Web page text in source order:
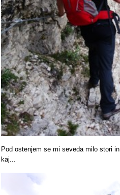
Pod ostenjem se mi seveda milo stori
kaj...